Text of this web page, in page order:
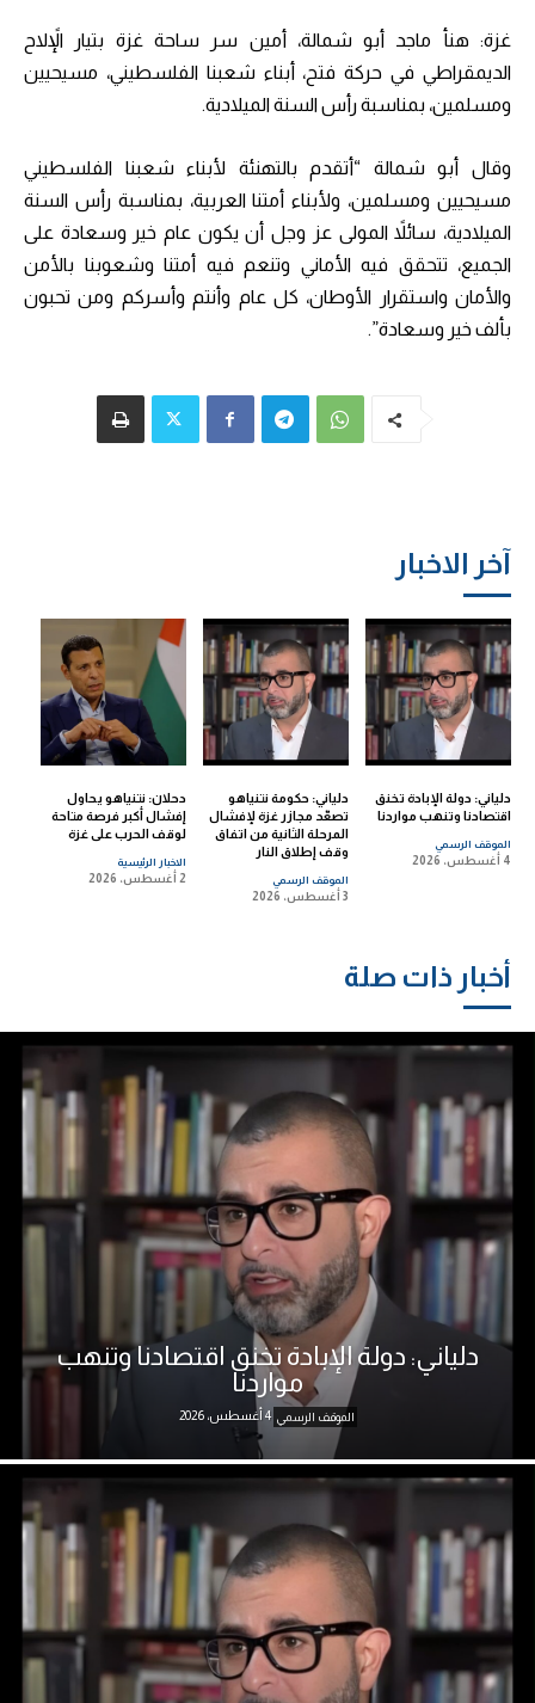
آخر الاخبار
دلياني: دولة الإبادة تخنق
اقتصادنا وتنهب مواردنا
الموقف الرسمي
4 أغسطس، 2026
دلياني: حكومة نتنياهو
تصعّد مجازر غزة لإفشال
المرحلة الثانية من اتفاق
وقف إطلاق النار
الموقف الرسمي
3 أغسطس، 2026
دحلان: نتنياهو يحاول
إفشال أكبر فرصة متاحة
لوقف الحرب على غزة
الاخبار الرئيسية
2 أغسطس، 2026
غزة: هنأ ماجد أبو شمالة، أمين سر ساحة غزة بتيار الإًلاح
الديمقراطي في حركة فتح، أبناء شعبنا الفلسطيني، مسيحيين
ومسلمين، بمناسبة رأس السنة الميلادية.
وقال أبو شمالة “أتقدم بالتهنئة لأبناء شعبنا الفلسطيني
مسيحيين ومسلمين، ولأبناء أمتنا العربية، بمناسبة رأس السنة
الميلادية، سائلاً المولى عز وجل أن يكون عام خير وسعادة على
الجميع، تتحقق فيه الأماني وتنعم فيه أمتنا وشعوبنا بالأمن
والأمان واستقرار الأوطان، كل عام وأنتم وأسركم ومن تحبون
بألف خير وسعادة”.
أخبار ذات صلة
دلياني: دولة الإبادة تخنق اقتصادنا وتنهب
مواردنا
الموقف الرسمي 4 أغسطس، 2026